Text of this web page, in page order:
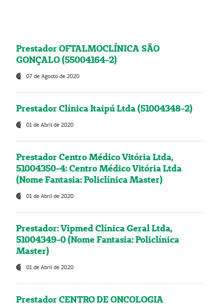
Prestador OFTALMOCLÍNICA SÃO
GONÇALO (55004164-2)
07 de Agosto de 2020
Prestador Clínica Itaipú Ltda (51004348-2)
01 de Abril de 2020
Prestador Centro Médico Vitória Ltda,
51004350-4: Centro Médico Vitória Ltda
(Nome Fantasia: Policlínica Master)
01 de Abril de 2020
Prestador: Vipmed Clínica Geral Ltda,
51004349-0 (Nome Fantasia: Policlínica
Master)
01 de Abril de 2020
Prestador CENTRO DE ONCOLOGIA